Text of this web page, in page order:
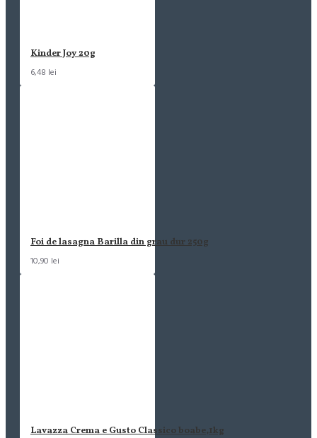
Kinder Joy 20g
6,48 lei
Foi de lasagna Barilla din grau dur 250g
10,90 lei
Lavazza Crema e Gusto Classico boabe,1kg